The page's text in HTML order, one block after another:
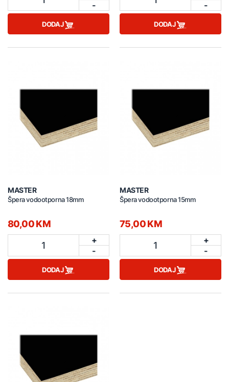
-
DODAJ
-
DODAJ
MASTER
Špera vodootporna 18mm
80,00 KM
1
+
-
DODAJ
MASTER
Špera vodootporna 15mm
75,00 KM
1
+
-
DODAJ